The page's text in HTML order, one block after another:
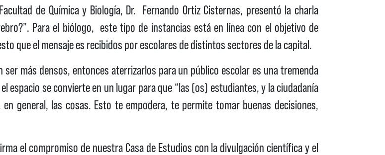
de Química y Biología, Dr. Fernando Ortiz Cisternas, presentó la charla
Para el biólogo, este tipo de instancias está en línea con el objetivo de
que el mensaje es recibidos por escolares de distintos sectores de la capital.
más densos, entonces aterrizarlos para un público escolar es una tremenda
espacio se convierte en un lugar para que “las (os) estudiantes, y la ciudadanía
general, las cosas. Esto te empodera, te permite tomar buenas decisiones,
el compromiso de nuestra Casa de Estudios con la divulgación científica y el